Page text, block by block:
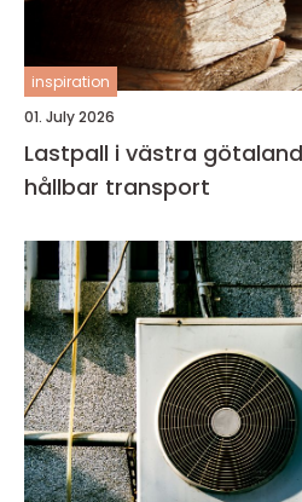
inspiration
01. July 2026
Lastpall i västra götaland smart logistik,
hållbar transport